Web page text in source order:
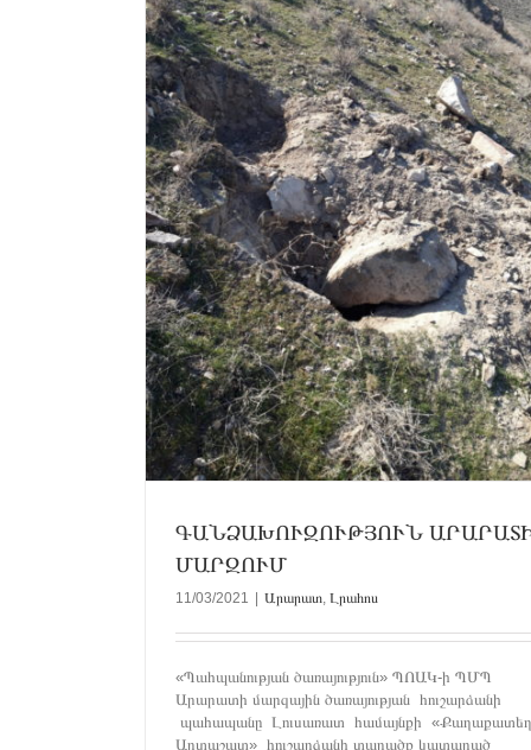
ԳԱՆՁԱԽՈՒԶՈՒԹՅՈՒՆ
ՄԱՐԶՈՒՄ
11/03/2021 | Արարատ Լրահոս
«Պահպանության ծառայություն» ՊՈԱԿ-ի ՊՄՊ
Արարատի մարզային ծառայության հուշարձանի
պահապանը Լուսառատ համայնքի
Արտաշատ» հուշարձանի տարածք կատարած
ՄԻՋՈՑԱՌՈՒՄՆԵՐ ԵՆ
ՀԱՆՐԱՊԵՏՈՒԹՅԱՆ
Արարատ Կոտայք Լրահոս